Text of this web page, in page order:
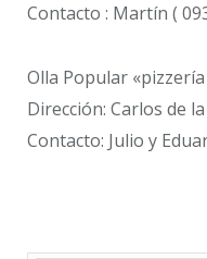
Contacto : Martín (
Olla Popular
Dirección: Carlos de
Contacto: Julio y